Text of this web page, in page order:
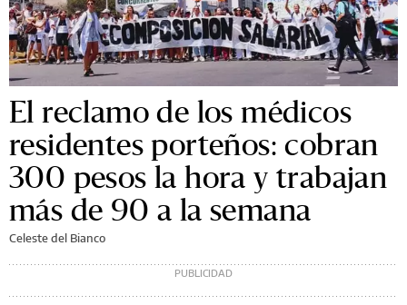
El reclamo de los médicos
residentes porteños: cobran
300 pesos la hora y trabajan
más de 90 a la semana
Celeste del Bianco